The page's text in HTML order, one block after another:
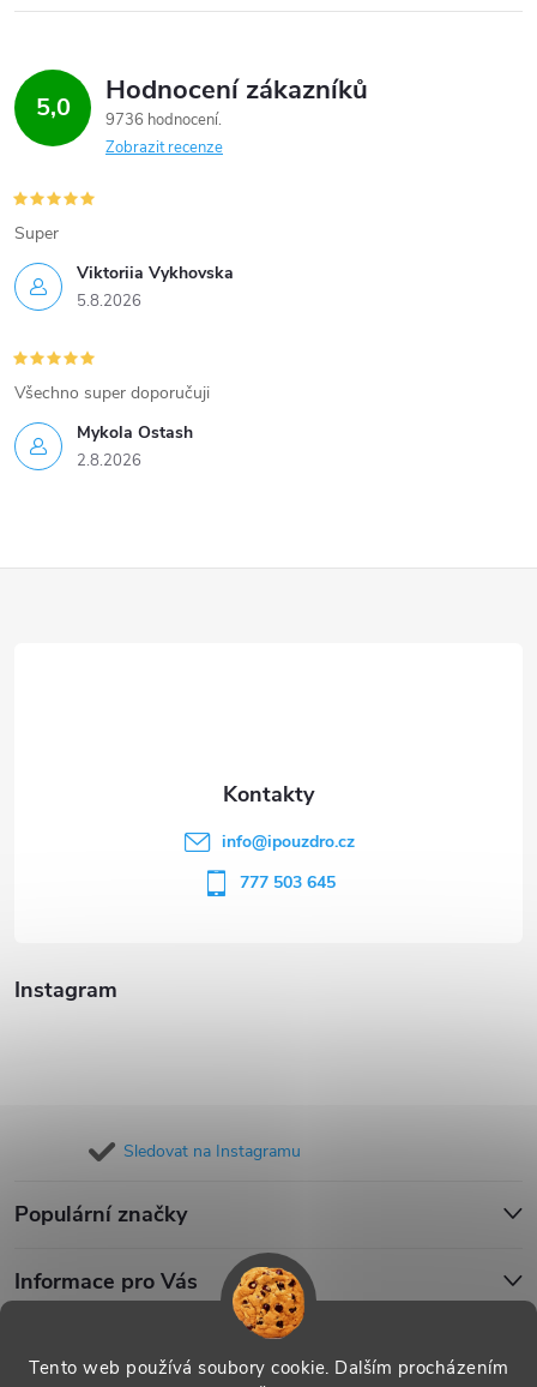
Tento web používá soubory cookie. Dalším procházením
5,0 Hodnocení zákazníků
9736 hodnocení
Zobrazit recenze
Viktoriia Vykhovska
5.8.2026
Super
Mykola Ostash
2.8.2026
Všechno super doporučuji
Instagram
Sledovat na Instagramu
Populární značky
Informace pro Vás
info@ipouzdro.cz
777 503 645